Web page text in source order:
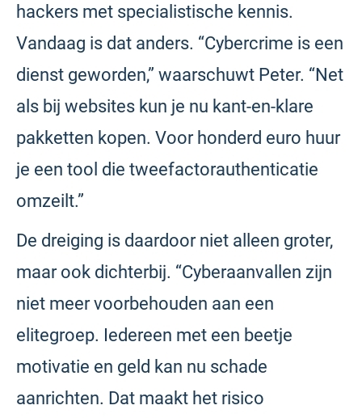
hackers met specialistische kennis.
Vandaag is dat anders. “Cybercrime is een
dienst geworden,” waarschuwt Peter. “Net
als bij websites kun je nu kant-en-klare
pakketten kopen. Voor honderd euro huur
je een tool die tweefactorauthenticatie
omzeilt.”
De dreiging is daardoor niet alleen groter,
maar ook dichterbij. “Cyberaanvallen zijn
niet meer voorbehouden aan een
elitegroep. Iedereen met een beetje
motivatie en geld kan nu schade
aanrichten. Dat maakt het risico